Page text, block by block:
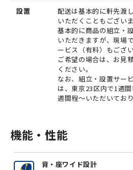
設置
配送は基本的に軒先渡
いただくこともございま
基本的に商品の組立・
いただきますが、現場
ービス（有料）もござい
ご希望の場合は、お見
ください。
なお、組立・設置サー
は、東京23区内で1週
週間程～いただいており
機能・性能
背・座ワイド設計